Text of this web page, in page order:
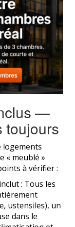
—
toujours
logements
« meublé »
à vérifier :
: Tous les
ustensiles), un
dans le